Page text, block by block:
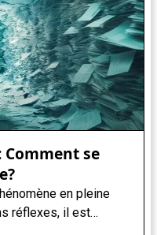
se
en pleine
réflexes, il est